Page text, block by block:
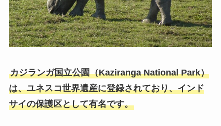
カジランガ国立公園（Kaziranga National Park）
は、ユネスコ世界遺産に登録されており、インド
サイの保護区として有名です。